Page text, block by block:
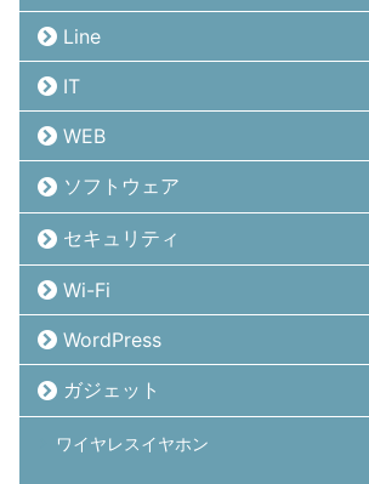
Line
IT
WEB
ソフトウェア
セキュリティ
Wi-Fi
WordPress
ガジェット
ワイヤレスイヤホン